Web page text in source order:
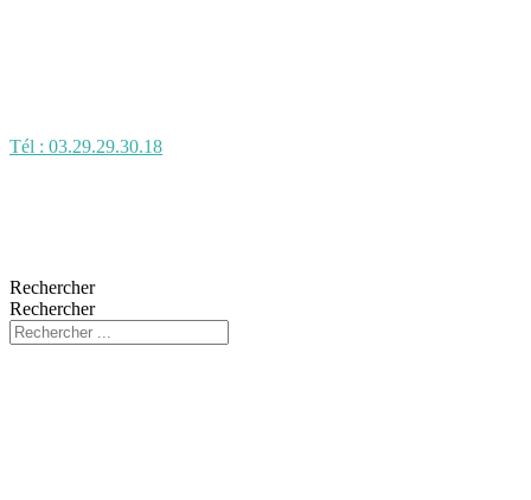
Tél : 03.29.29.30.18
Rechercher
Rechercher